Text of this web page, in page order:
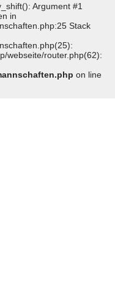
Argument #1
in
Stack
webseite/router.php(62):
on line